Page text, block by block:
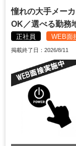
憧れの大手メー
OK／選べる勤務
正社員 WEB面
掲載終了日：2026/8/11